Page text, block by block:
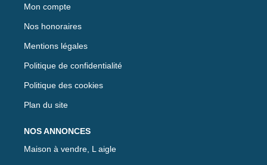
Mon compte
Nos honoraires
Mentions légales
Politique de confidentialité
Politique des cookies
Plan du site
NOS ANNONCES
Maison à vendre, L aigle